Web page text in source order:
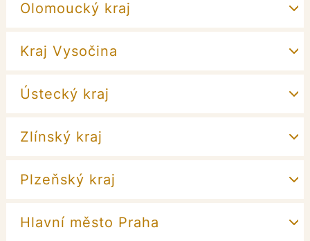
Olomoucký kraj
Kraj Vysočina
Ústecký kraj
Zlínský kraj
Plzeňský kraj
Hlavní město Praha